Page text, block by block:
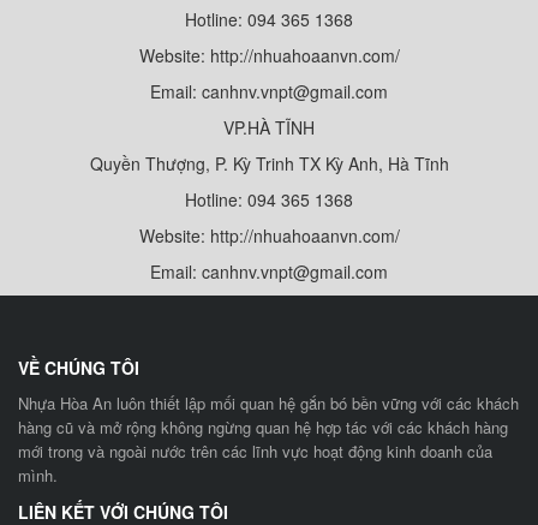
Hotline: 094 365 1368
Website: http://nhuahoaanvn.com/
Email: canhnv.vnpt@gmail.com
VP.HÀ TĨNH
Quyền Thượng, P. Kỳ Trinh TX Kỳ Anh, Hà Tĩnh
Hotline: 094 365 1368
Website: http://nhuahoaanvn.com/
Email: canhnv.vnpt@gmail.com
VỀ CHÚNG TÔI
Nhựa Hòa An luôn thiết lập mối quan hệ gắn bó bền vững với các khách
hàng cũ và mở rộng không ngừng quan hệ hợp tác với các khách hàng
mới trong và ngoài nước trên các lĩnh vực hoạt động kinh doanh của
mình.
LIÊN KẾT VỚI CHÚNG TÔI